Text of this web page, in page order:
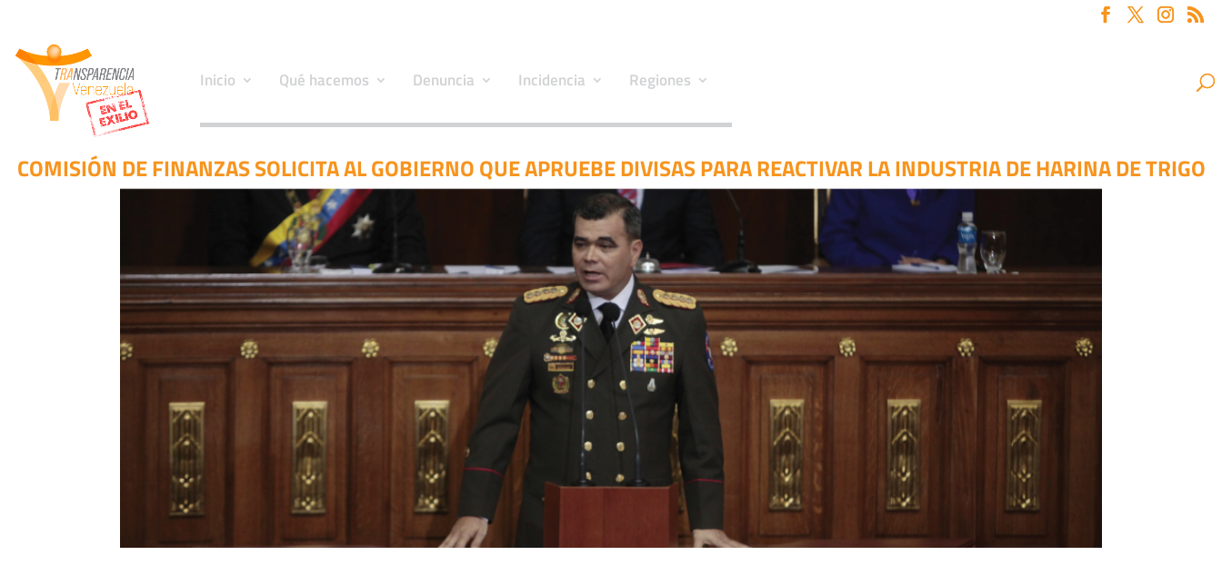
Inicio Qué hacemos Denuncia Incidencia Regiones
COMISIÓN DE FINANZAS SOLICITA AL GOBIERNO QUE APRUEBE DIVISAS PARA REACTIVAR LA INDUSTRIA DE HARINA DE TRIGO